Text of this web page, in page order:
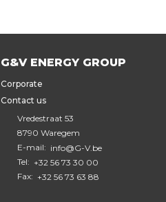
G&V ENERGY GROUP
Corporate
Contact us
Vredestraat 53
8790 Waregem
E-mail: info@G-V.be
Tel: +32 56 73 30 00
Fax: +32 56 73 63 88